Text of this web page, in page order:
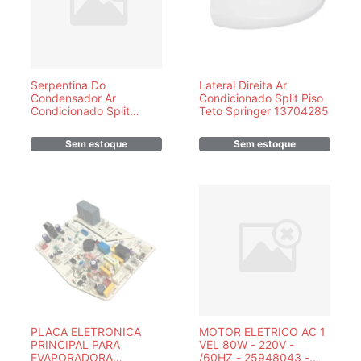
Serpentina Do
Condensador Ar
Condicionado Split
18000 Btus 05301134P
- COBRESem estoque
Lateral Direita Ar
Condicionado Split Piso
Teto Springer 13704285
Sem estoque
PLACA ELETRONICA
PRINCIPAL PARA
EVAPORADORA
MOTOR ELETRICO AC 1
VEL 80W - 220V -
/60HZ - 25948043 -